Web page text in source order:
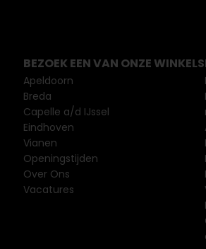
BEZOEK EEN VAN ONZE WINKELS
Apeldoorn
Breda
Capelle a/d IJssel
Eindhoven
Vianen
Openingstijden
Over Ons
Vacatures